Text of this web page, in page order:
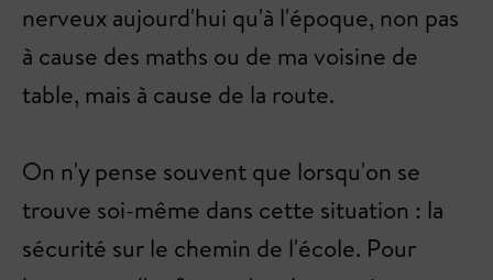
nerveux aujourd'hui qu'à l'époque, non pas
à cause des maths ou de ma voisine de
table, mais à cause de la route.
On n'y pense souvent que lorsqu'on se
trouve soi-même dans cette situation : la
sécurité sur le chemin de l'école. Pour